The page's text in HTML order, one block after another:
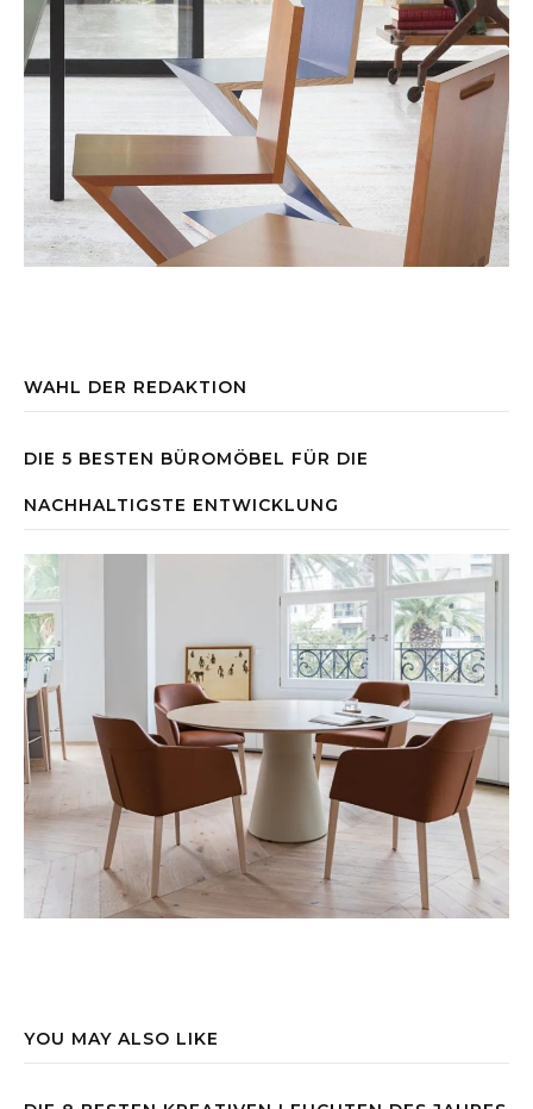
WAHL DER REDAKTION
DIE 5 BESTEN BÜROMÖBEL FÜR DIE
NACHHALTIGSTE ENTWICKLUNG
YOU MAY ALSO LIKE